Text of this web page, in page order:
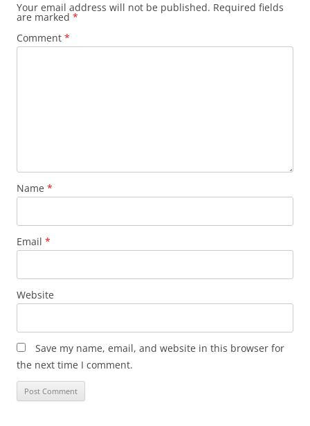
Your email address will not be published. Required fields
are marked *
Comment *
Name *
Email *
Website
Save my name, email, and website in this browser for
the next time I comment.